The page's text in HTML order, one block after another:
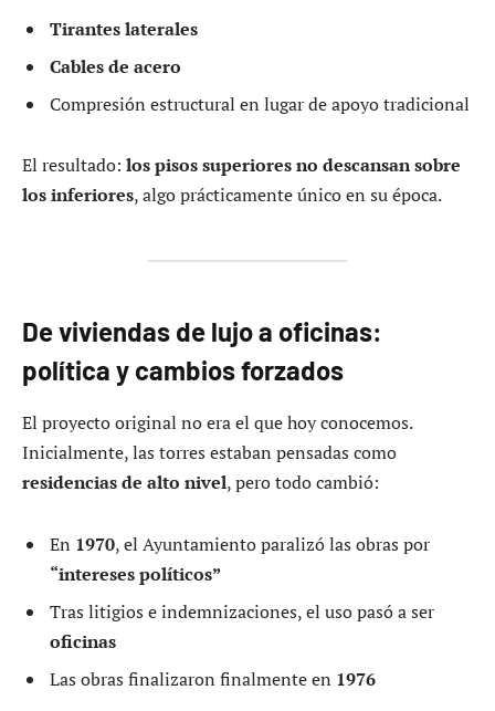
Tirantes laterales
Cables de acero
Compresión estructural en lugar de apoyo tradicional
El resultado: los pisos superiores no descansan sobre
los inferiores, algo prácticamente único en su época.
De viviendas de lujo a oficinas:
política y cambios forzados
El proyecto original no era el que hoy conocemos.
Inicialmente, las torres estaban pensadas como
residencias de alto nivel, pero todo cambió:
En 1970, el Ayuntamiento paralizó las obras por
“intereses políticos”
Tras litigios e indemnizaciones, el uso pasó a ser
oficinas
Las obras finalizaron finalmente en 1976